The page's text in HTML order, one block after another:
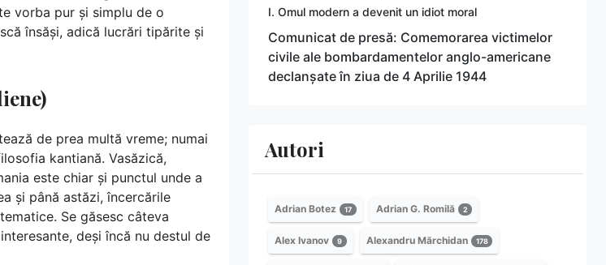
vorba pur și simplu de o
însăși, adică lucrări tipărite și
de prea multă vreme; numai
kantiană. Vasăzică,
este chiar și punctul unde a
și până astăzi, încercările
Se găsesc câteva
deși încă nu destul de
I. Omul modern a devenit un idiot moral
Comunicat de presă: Comemorarea victimelor
civile ale bombardamentelor anglo-americane
declanșate în ziua de 4 Aprilie 1944
Autori
Adrian Botez 17 Adrian G. Romilă 2
Alex Ivanov 9 Alexandru Mărchidan 178